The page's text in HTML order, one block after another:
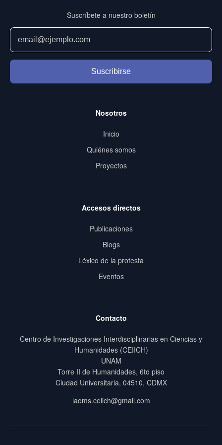
Suscríbete a nuestro boletín
Suscribirse
Nosotros
Inicio
Quiénes somos
Proyectos
Accesos directos
Publicaciones
Blogs
Léxico de la protesta
Eventos
Contacto
Centro de Investigaciones Interdisciplinarias en Ciencias y
Humanidades (CEIICH)
UNAM
Torre II de Humanidades, 6to piso
Ciudad Universitaria, 04510, CDMX
laoms.ceiich@gmail.com